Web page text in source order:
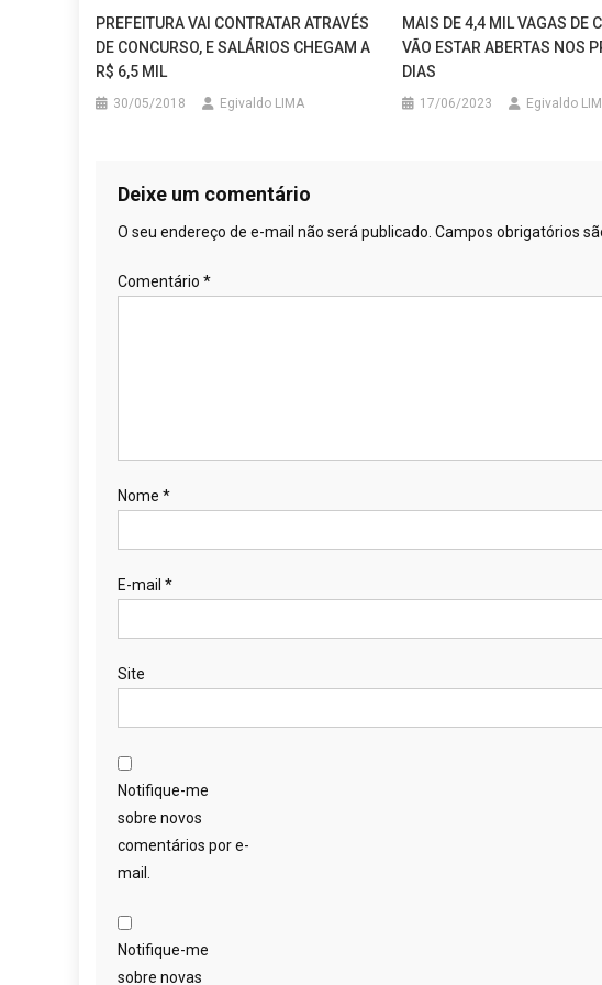
PREFEITURA VAI CONTRATAR ATRAVÉS
DE CONCURSO, E SALÁRIOS CHEGAM A
R$ 6,5 MIL
30/05/2018 Egivaldo LIMA
MAIS DE 4,4 MIL VAGAS DE
VÃO ESTAR ABERTAS NOS
DIAS
17/06/2023 Egivaldo
Deixe um comentário
O seu endereço de e-mail não será publicado. Campos obrigatórios
Comentário *
Nome *
E-mail *
Site
Notifique-me
sobre novos
comentários por e-
mail.
Notifique-me
sobre novas